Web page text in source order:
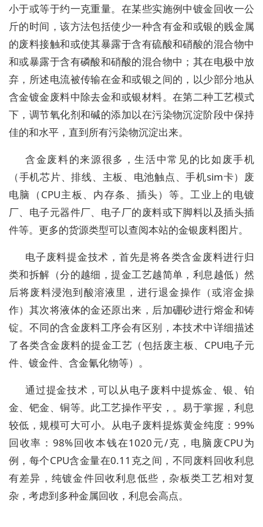
小于或等于约一克重量。在某些实施例中镀金回收一公
斤的时间，该方法包括使少一种含有金和或银的贱金属
的废料接触和或使其暴露于含有硫酸和硝酸的混合物中
和或暴露于含有磷酸和硝酸的混合物中；其在电极中放
弃，所述电流被传输在金和或银之间的，以少部分地从
含金镀金废料中除去金和或银材料。在第二种工艺模式
下，调节氧化剂和碱的添加以在污染物沉淀阶段中保持
佳的和水平，直到所有污染物沉淀出来。
含金废料的来源很多，生活中常见的比如废手机
（手机芯片、排线、主板、电池触点、手机sim卡）废
电脑（CPU主板、内存条、插头）等。工业上的电镀
厂、电子元器件厂、电子厂的废料或下脚料以及插头插
件等。更多的货源类型可以查阅本站的金银废料图片。
电子废料提金技术，首先是将各类含金废料进行归
类和拆解（分的越细，提金工艺越简单，利息越低）然
后将废料浸泡到酸溶液里，进行退金操作（或溶金操
作）其次将液体的金还原出来，后加硼砂进行熔金和铸
锭。不同的含金废料工序会有区别，本技术中详细描述
了各类含金废料的提金工艺（包括废主板、CPU电子元
件、镀金件、含金氰化物等）。
通过提金技术，可以从电子废料中提炼金、银、铂
金、钯金、铜等。此工艺操作平安，。易于掌握，利息
较低，规模可大可小。从电子废料提炼黄金纯度：99%
回收率：98%回收本钱在1020元/克，电脑废CPU为
例，每个CPU含金量在0.11克之间，不同废料回收利息
有差异，纯镀金件回收利息低些，杂板类工艺相对复
杂，考虑到多种金属回收，利息会高点。